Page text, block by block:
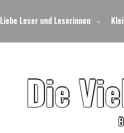
Liebe Leser und Leserinnen
DieVie